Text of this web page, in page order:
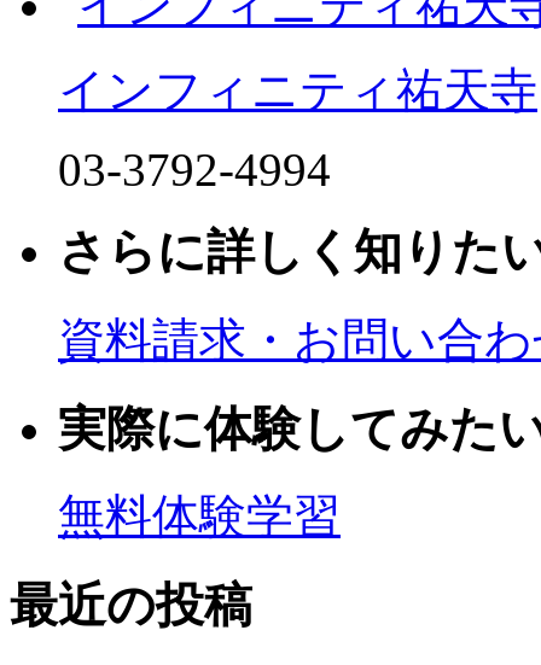
インフィニティ祐天寺
03-3792-4994
さらに詳しく知りた
資料請求・お問い合
実際に体験してみた
無料体験学習
最近の投稿